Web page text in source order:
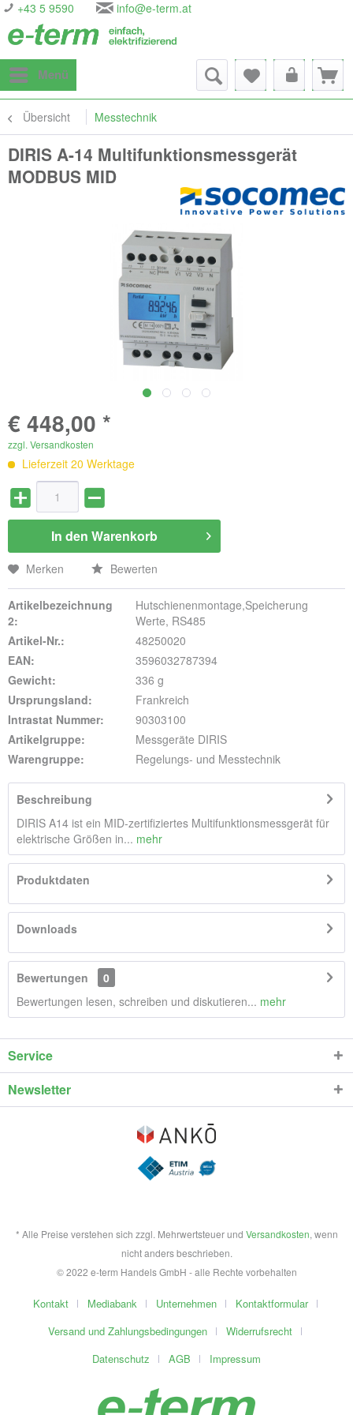
+43 5 9590 info@e-term.at
Menü
Übersicht Messtechnik
DIRIS A-14 Multifunktionsmessgerät
MODBUS MID
€ 448,00 *
zzgl. Versandkosten
Lieferzeit 20 Werktage
In den Warenkorb
Merken Bewerten
Artikelbezeichnung
2:
Hutschienenmontage,Speicherung
Werte, RS485
Artikel-Nr.:
48250020
EAN:
3596032787394
Gewicht:
336 g
Ursprungsland:
Frankreich
Intrastat Nummer:
90303100
Artikelgruppe:
Messgeräte DIRIS
Warengruppe:
Regelungs- und Messtechnik
Beschreibung
DIRIS A14 ist ein MID-zertifiziertes Multifunktionsmessgerät für
elektrische Größen in... mehr
Produktdaten
Downloads
Bewertungen
0
Bewertungen lesen, schreiben und diskutieren... mehr
Service
Newsletter
* Alle Preise verstehen sich zzgl. Mehrwertsteuer und Versandkosten, wenn
nicht anders beschrieben.
© 2022 e-term Handels GmbH - alle Rechte vorbehalten
Kontakt Mediabank Unternehmen
Kontaktformular
Versand und Zahlungsbedingungen
Widerrufsrecht
Datenschutz
AGB Impressum